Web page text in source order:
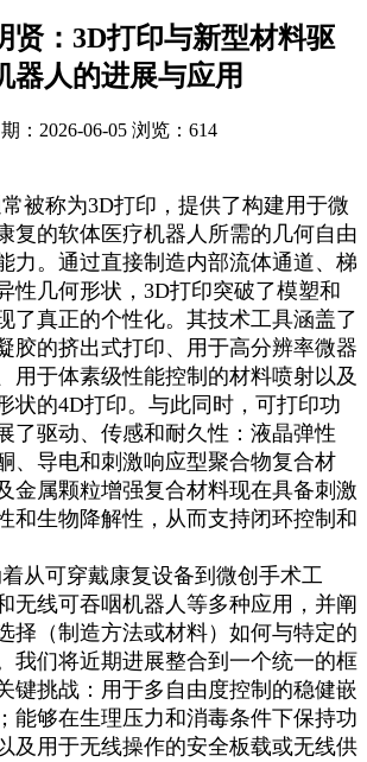
贤：3D打印与新型材料驱
器人的进展与应用
： 2026-06-05 浏览：614
被称为3D打印，提供了构建用于微
复的软体医疗机器人所需的几何自由
力。通过直接制造内部流体通道、梯
性几何形状，3D打印突破了模塑和
了真正的个性化。其技术工具涵盖了
胶的挤出式打印、用于高分辨率微器
用于体素级性能控制的材料喷射以及
状的4D打印。与此同时，可打印功
了驱动、传感和耐久性：液晶弹性
、导电和刺激响应型聚合物复合材
金属颗粒增强复合材料现在具备刺激
和生物降解性，从而支持闭环控制和
从可穿戴康复设备到微创手术工
无线可吞咽机器人等多种应用，并阐
择（制造方法或材料）如何与特定的
我们将近期进展整合到一个统一的框
键挑战：用于多自由度控制的稳健嵌
能够在生理压力和消毒条件下保持功
及用于无线操作的安全板载或无线供